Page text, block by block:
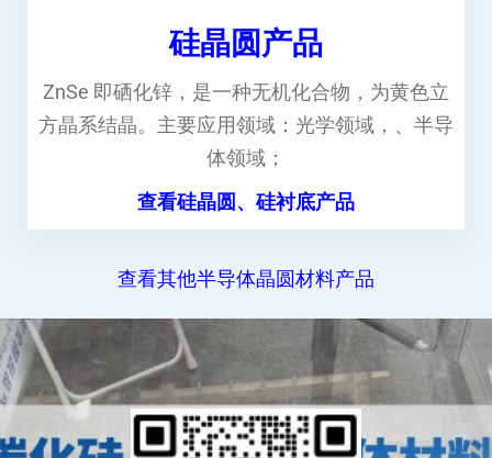
硅晶圆产品
ZnSe 即硒化锌，是一种无机化合物，为黄色立
方晶系结晶。主要应用领域：光学领域，、半导
体领域；
查看硅晶圆、硅衬底产品
查看其他半导体晶圆材料产品